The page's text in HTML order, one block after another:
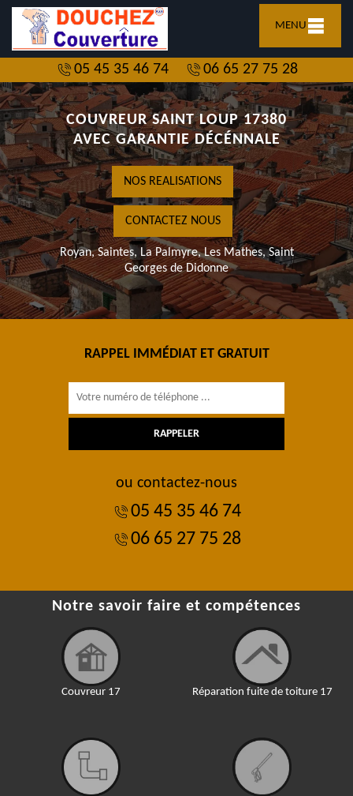
MENU
05 45 35 46 74 06 65 27 75 28
COUVREUR SAINT LOUP 17380
AVEC GARANTIE DÉCÉNNALE
NOS REALISATIONS
CONTACTEZ NOUS
Royan, Saintes, La Palmyre, Les Mathes, Saint
Georges de Didonne
RAPPEL IMMÉDIAT ET GRATUIT
ou contactez-nous
05 45 35 46 74
06 65 27 75 28
Notre savoir faire et compétences
Couvreur 17 Réparation fuite de toiture 17